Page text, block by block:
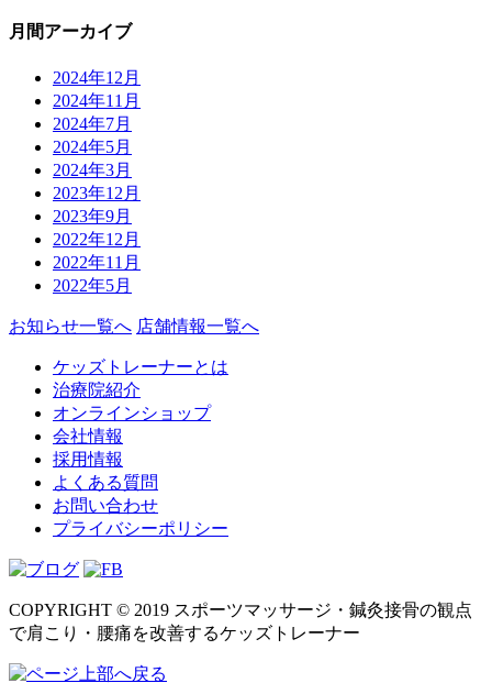
月間アーカイブ
2024年12月
2024年11月
2024年7月
2024年5月
2024年3月
2023年12月
2023年9月
2022年12月
2022年11月
2022年5月
お知らせ一覧へ 店舗情報一覧へ
ケッズトレーナーとは
治療院紹介
オンラインショップ
会社情報
採用情報
よくある質問
お問い合わせ
プライバシーポリシー
COPYRIGHT © 2019 スポーツマッサージ・鍼灸接骨の観点
で肩こり・腰痛を改善するケッズトレーナー